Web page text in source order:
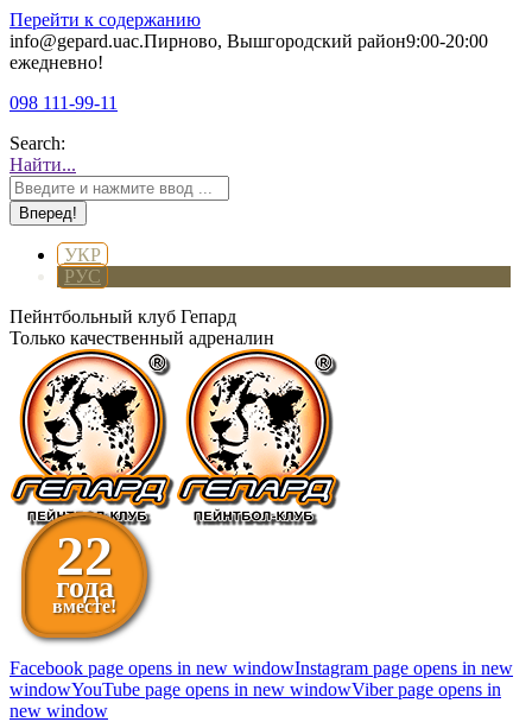
Перейти к содержанию
info@gepard.uaс.Пирново, Вышгородский район9:00-20:00
ежедневно!
098 111-99-11
Search:
Найти...
УКР
РУС
Пейнтбольный клуб Гепард
Только качественный адреналин
22
года
вместе!
Facebook page opens in new windowInstagram page opens in new
windowYouTube page opens in new windowViber page opens in
new window